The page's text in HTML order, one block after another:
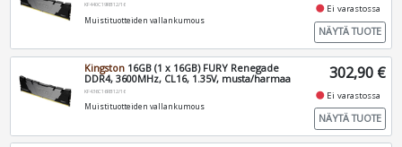
KF440C19RB12/16
Muistituotteiden vallankumous
fiber_manual_record Ei varastossa
NÄYTÄ TUOTE
Kingston 16GB (1 x 16GB) FURY Renegade
DDR4, 3600MHz, CL16, 1.35V, musta/harmaa
KF436C16RB12/16
Muistituotteiden vallankumous
302,90 €
fiber_manual_record Ei varastossa
NÄYTÄ TUOTE